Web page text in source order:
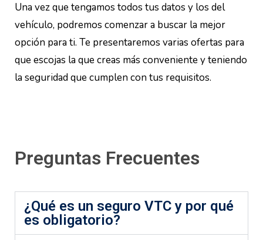
Una vez que tengamos todos tus datos y los del
vehículo, podremos comenzar a buscar la mejor
opción para ti. Te presentaremos varias ofertas para
que escojas la que creas más conveniente y teniendo
la seguridad que cumplen con tus requisitos.
Preguntas Frecuentes
¿Qué es un seguro VTC y por qué
es obligatorio?